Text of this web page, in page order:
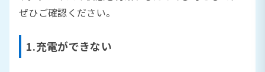
ぜひご確認ください。
1.充電ができない